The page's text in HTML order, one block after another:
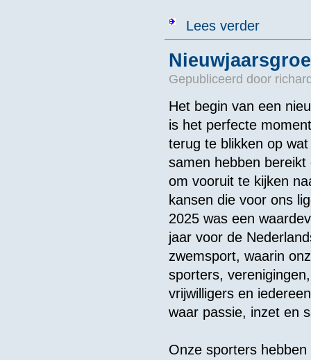
Lees verderover Mathèl
Gepubliceerd door
Het begin van een
is het perfecte
terug te blikken op wat
samen hebben bereikt
om vooruit te kijken
kansen die voor ons
2025 was een
jaar voor de
zwemsport, waarin
sporters, verenigingen,
vrijwilligers en
waar passie, inzet en
Onze sporters